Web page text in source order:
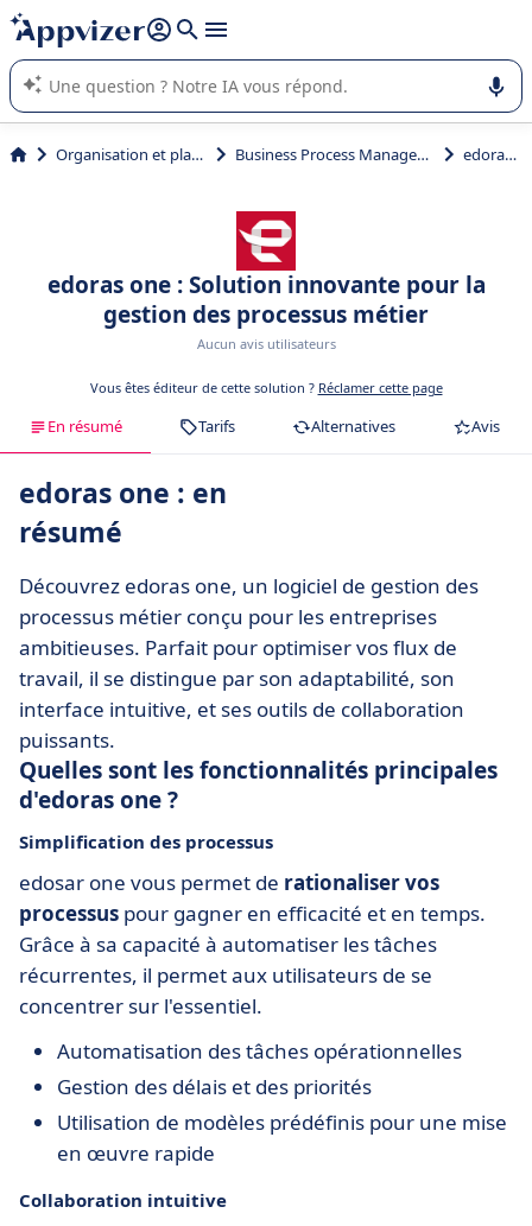
répondre (plusieurs lignes avec
L'IA de Appvizer vous guide dans l'utilisation ou la sélection de
logiciel SaaS en entreprise.
Organisation et planification Business Process Management (BPM) edoras one
edoras one : Solution innovante pour la
gestion des processus métier
Aucun avis utilisateurs
Vous êtes éditeur de cette solution ? Réclamer cette page
En résumé Tarifs Alternatives Avis
edoras one : en
résumé
Découvrez edoras one, un logiciel de gestion des
processus métier conçu pour les entreprises
ambitieuses. Parfait pour optimiser vos flux de
travail, il se distingue par son adaptabilité, son
interface intuitive, et ses outils de collaboration
puissants.
Quelles sont les fonctionnalités principales
d'edoras one ?
Simplification des processus
edosar one vous permet de rationaliser vos
processus pour gagner en efficacité et en temps.
Grâce à sa capacité à automatiser les tâches
récurrentes, il permet aux utilisateurs de se
concentrer sur l'essentiel.
Automatisation des tâches opérationnelles
Gestion des délais et des priorités
Utilisation de modèles prédéfinis pour une mise
en œuvre rapide
Collaboration intuitive